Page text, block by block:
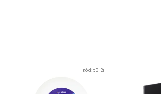
Kód: 53-21